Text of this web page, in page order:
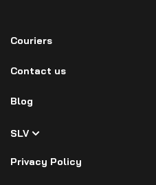
Couriers
Contact us
Blog
SLV
Privacy Policy